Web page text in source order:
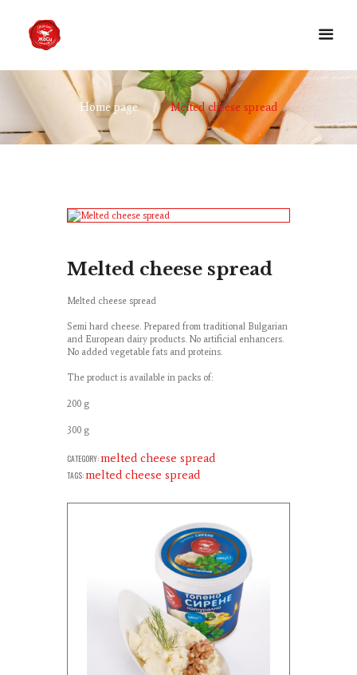
Home page Melted cheese spread
Melted cheese spread
Melted cheese spread
Semi hard cheese. Prepared from traditional Bulgarian
and European dairy products. No artificial enhancers.
No added vegetable fats and proteins.
The product is available in packs of:
200 g
300 g
CATEGORY:melted cheese spread
TAGS:melted cheese spread